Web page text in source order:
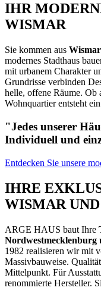
IHR
WISMAR
Sie kommen aus
modernes Stadthaus
mit urbanem Charakter
Grundrisse verbinden
helle, offene Räume. Ob
Wohnquartier entsteht
"Jedes unserer
Individuell und
Entdecken Sie unsere
IHRE
WISMAR
ARGE HAUS baut Ihre
Nordwestmecklenburg
1982 realisieren wir mit
Massivbauweise.
Mittelpunkt. Für
renommierte Hersteller.